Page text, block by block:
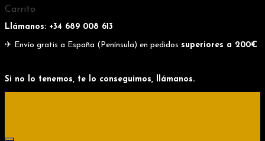
Skip
navigation
Skip
content
Carrito
Llámanos: +34 689 008 613
✈ Envío gratis a España (Península) en pedidos superiores a 200€
Si no lo tenemos, te lo conseguimos, llámanos.